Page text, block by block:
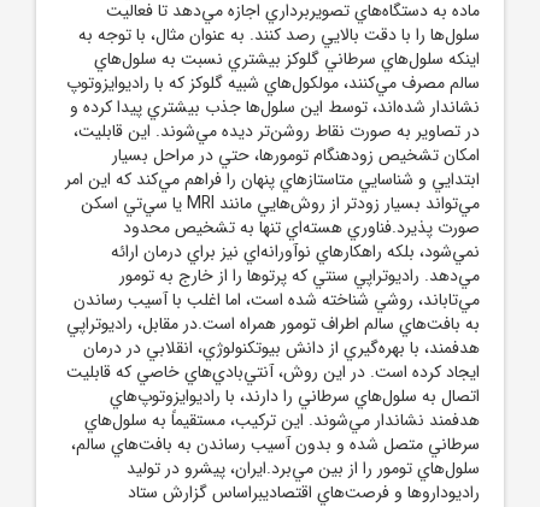
ماده به دستگاه‌هاي تصويربرداري اجازه مي‌دهد تا فعاليت
سلول‌ها را با دقت بالايي رصد کنند. به عنوان مثال، با توجه به
اينکه سلول‌هاي سرطاني گلوکز بيشتري نسبت به سلول‌هاي
سالم مصرف مي‌کنند، مولکول‌هاي شبيه گلوکز که با راديوايزوتوپ
نشاندار شده‌اند، توسط اين سلول‌ها جذب بيشتري پيدا کرده و
در تصاوير به صورت نقاط روشن‌تر ديده مي‌شوند. اين قابليت،
امکان تشخيص زودهنگام تومورها، حتي در مراحل بسيار
ابتدايي و شناسايي متاستازهاي پنهان را فراهم مي‌کند که اين امر
مي‌تواند بسيار زودتر از روش‌هايي مانند MRI يا سي‌تي اسکن
صورت پذيرد.فناوري هسته‌اي تنها به تشخيص محدود
نمي‌شود، بلکه راهکارهاي نوآورانه‌اي نيز براي درمان ارائه
مي‌دهد. راديوتراپي سنتي که پرتوها را از خارج به تومور
مي‌تاباند، روشي شناخته شده است، اما اغلب با آسيب رساندن
به بافت‌هاي سالم اطراف تومور همراه است.در مقابل، راديوتراپي
هدفمند، با بهره‌گيري از دانش بيوتکنولوژي، انقلابي در درمان
ايجاد کرده است. در اين روش، آنتي‌بادي‌هاي خاصي که قابليت
اتصال به سلول‌هاي سرطاني را دارند، با راديوايزوتوپ‌هاي
هدفمند نشاندار مي‌شوند. اين ترکيب، مستقيماً به سلول‌هاي
سرطاني متصل شده و بدون آسيب رساندن به بافت‌هاي سالم،
سلول‌هاي تومور را از بين مي‌برد.ايران، پيشرو در توليد
راديوداروها و فرصت‌هاي اقتصاديبراساس گزارش ستاد